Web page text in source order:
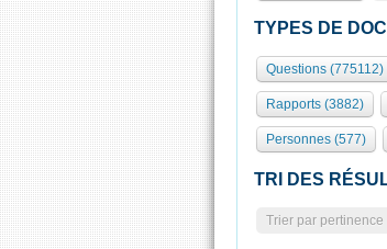
TYPES DE
Questions (775112)
Rapports (3882)
Personnes (577)
TRI DES
Trier par pertinence